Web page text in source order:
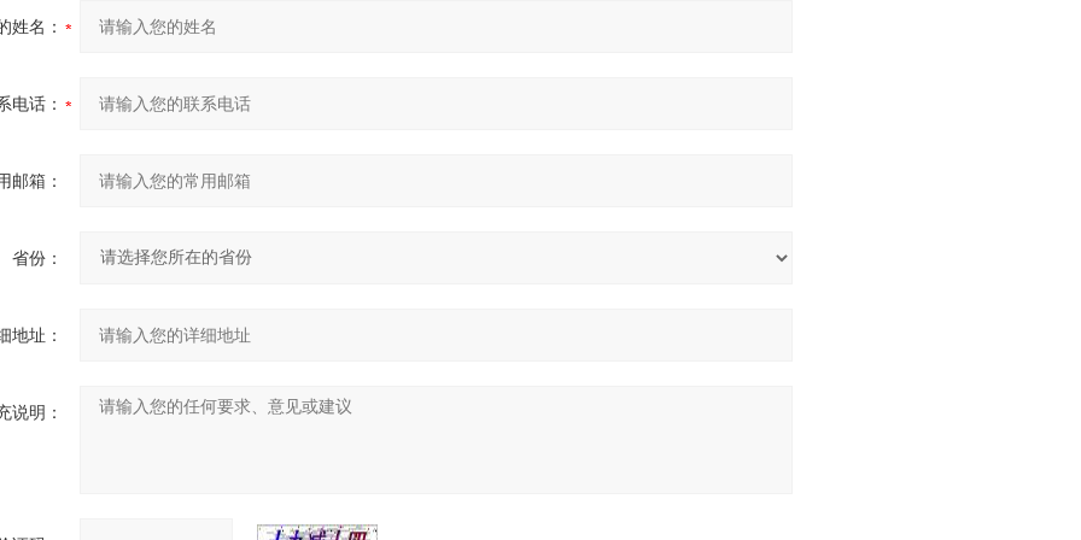
姓名：
电话：
邮箱：
省份：
地址：
说明：